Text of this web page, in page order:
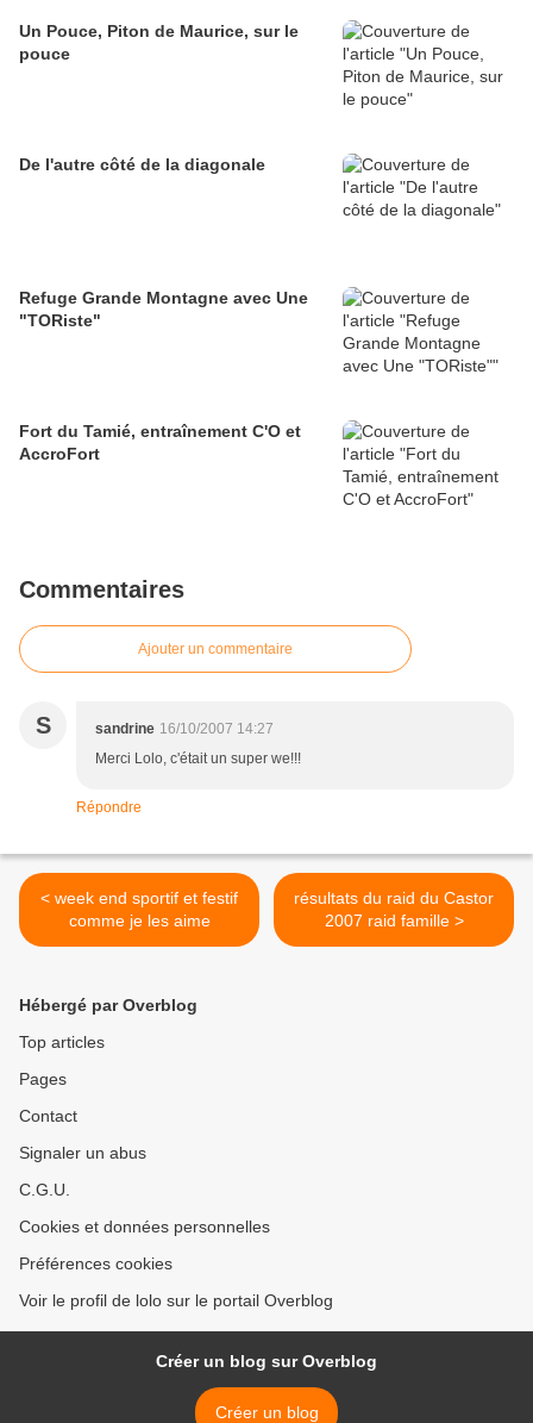
Un Pouce, Piton de Maurice, sur le
pouce
De l'autre côté de la diagonale
Refuge Grande Montagne avec Une
"TORiste"
Fort du Tamié, entraînement C'O et
AccroFort
Commentaires
Ajouter un commentaire
S sandrine 16/10/2007 14:27
Merci Lolo, c'était un super we!!!
Répondre
< week end sportif et festif
comme je les aime
résultats du raid du Castor
2007 raid famille >
Hébergé par Overblog
Top articles
Pages
Contact
Signaler un abus
C.G.U.
Cookies et données personnelles
Préférences cookies
Voir le profil de lolo sur le portail Overblog
Créer un blog sur Overblog
Créer un blog